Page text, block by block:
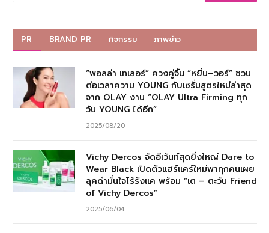
PR BRAND PR กิจกรรม ภาพข่าว
“พอลล่า เทเลอร์” ควงคู่จิ้น “หยิ่น–วอร์” ชวน
ต่อเวลาความ YOUNG กับเซรั่มสูตรใหม่ล่าสุด
จาก OLAY งาน “OLAY Ultra Firming ทุก
วัน YOUNG ได้อีก”
2025/08/20
Vichy Dercos จัดอีเว้นท์สุดยิ่งใหญ่ Dare to
Wear Black เปิดตัวแฮร์แคร์ใหม่พาทุกคนเผย
ลุคดำมั่นใจไร้รังแค พร้อม “เต – ตะวัน Friend
of Vichy Dercos”
2025/06/04